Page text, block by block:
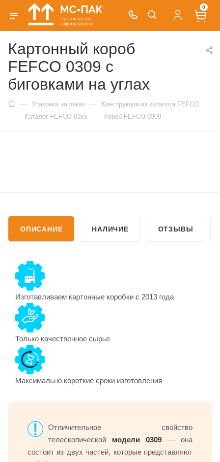
0
Картонный короб
FEFCO 0309 с
биговками на углах
— Упаковка на заказ — Конструкции из каталога FEFCO
— Каталог FEFCO 03xx — Короб FEFCO 0309
ОПИСАНИЕ НАЛИЧИЕ ОТЗЫВЫ
Изготавливаем картонные коробки с 2013 года
Только качественное сырье
Максимально короткие сроки изготовления
Отличительное свойство
телескопической модели 0309 — она
состоит из двух частей, которые представляют